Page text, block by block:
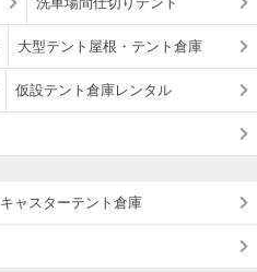
大型テント屋根・テント倉庫
仮設テント倉庫レンタル
キャスターテント倉庫